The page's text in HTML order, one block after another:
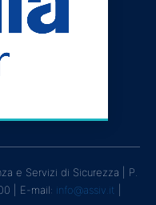
e Servizi di Sicurezza | P.
| E-mail: info@assiv.it